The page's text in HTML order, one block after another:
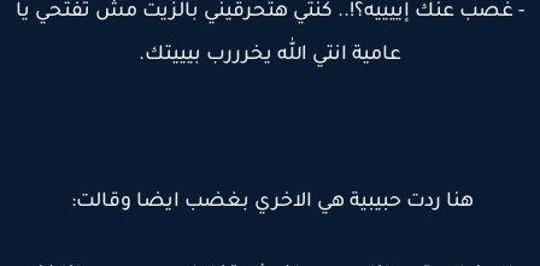
غصب عنك إييييه؟!.. كنتي هتحرقيني بالزيت مش تفتحي يا
عامية انتي الله يخرررب بيييتك.
هنا ردت حبيبية هي الاخري بغضب ايضا وقالت: